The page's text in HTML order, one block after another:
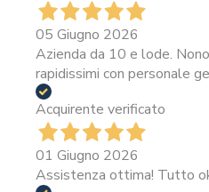
05 Giugno 2026
Azienda da 10 e lode.
rapidissimi con personale
Acquirente verificato
01 Giugno 2026
Assistenza ottima! Tutto